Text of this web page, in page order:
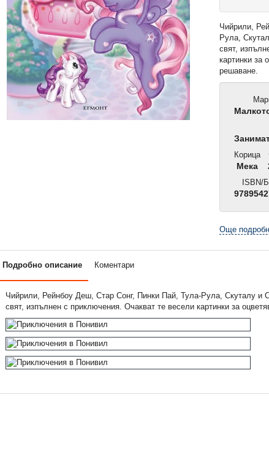
Чийрили,
Рула,
свят,
картинки за
решаване.
Корица
Мека
ISBN/
Още
Подробно описание Коментари
Чийрили, Рейнбоу Деш, Стар Сонг, Пинки Пай, Тула-Рула, Скуталу и
свят, изпълнен с приключения. Очакват те весели картинки за